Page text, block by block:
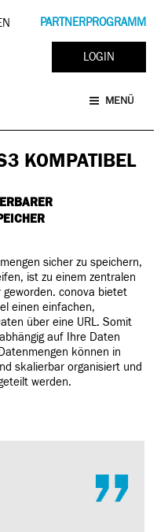
PARTNERPROGRAMM
LOGIN
MENÜ
KOMPATIBEL
sicher zu speichern,
ist zu einem zentralen
conova bietet
einen einfachen,
über eine URL. Somit
auf Ihre Daten
können in
skalierbar organisiert und
werden.